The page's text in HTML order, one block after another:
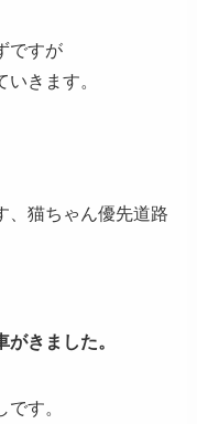
ですが
きます。
、猫ちゃん優先道路
きました。
す。